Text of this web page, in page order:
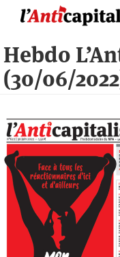
principal
Hebdo
(30/06/